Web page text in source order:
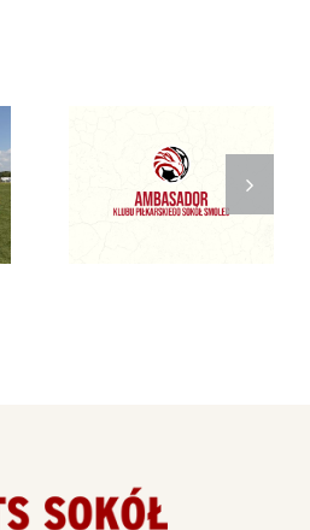
Zostań
ambasadorem
Sokoła Smolec!